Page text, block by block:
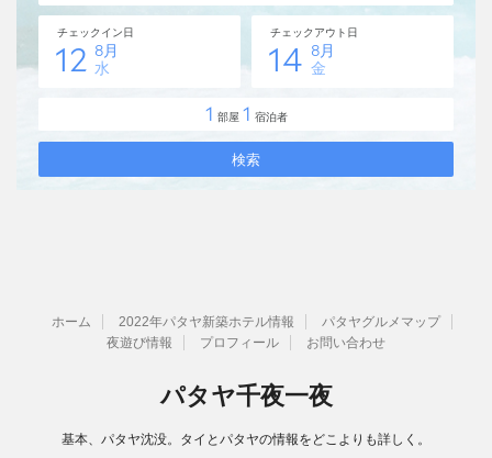
ホーム 2022年パタヤ新築ホテル情報
パタヤグルメマップ
夜遊び情報
プロフィール お問い合わせ
パタヤ千夜一夜
基本、パタヤ沈没。タイとパタヤの情報をどこよりも詳しく。